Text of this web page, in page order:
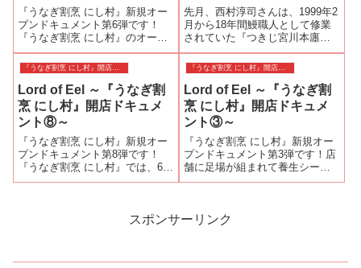
『うなぎ割烹 にし村』新規オー
プンドキュメント第6弾です！
『うなぎ割烹 にし村』のオープ
ンが6月13日（火）に決定しまし
た！オープンへ向けて改装工事
は順調に進んでいます！奥の飲
食スペースに雪見障子が入りま
した。明るい和モダンな空間に
変貌して...
先月、西村淳司さんは、1999年2
月から18年間鰻職人として修業
されていた『つきじ宮川本廛』
を卒業した。若き日の西村さん
は、当時フジテレビ系で放送さ
れていた『料理の鉄人』に憧れ
てこの世界に飛び込んだそう
だ。鰻職人の世界は「串打ち三
年、割き八...
『うなぎ割烹 にし村』開店ドキュメント
Lord of Eel ～『うなぎ割
烹 にし村』開店ドキュメ
ント⑧～
『うなぎ割烹 にし村』新規オー
プンドキュメント第8弾です！
『うなぎ割烹 にし村』では、6月
13日（火）のオープンを控え
セプションが開かれました。11
『うなぎ割烹 にし村』開店ドキュメント
Lord of Eel ～『うなぎ割
烹 にし村』開店ドキュメ
ント③～
『うなぎ割烹 にし村』新規オー
プンドキュメント第3弾です！店
舗に足場が組まれて養生シート
で覆われました。店舗引き渡し
んですか？」というお客さんが
スポンサーリンク